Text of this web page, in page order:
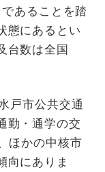
あることを踏
態にあるとい
台数は全国
戸市公共交通
勤・通学の交
ほかの中核市
向にありま